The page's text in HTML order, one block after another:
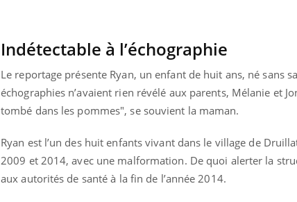
Indétectable à l’échographie
Le reportage présente Ryan, un enfant de huit ans, né sans
échographies n’avaient rien révélé aux parents, Mélanie et
tombé dans les pommes", se souvient la maman.
Ryan est l’un des huit enfants vivant dans le village de
2009 et 2014, avec une malformation. De quoi alerter la
aux autorités de santé à la fin de l’année 2014.